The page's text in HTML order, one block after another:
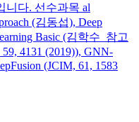
다. 선수과목 al
(김동섭), Deep
Basic (김학수 참고
4131 (2019)), GNN-
(JCIM, 61, 1583